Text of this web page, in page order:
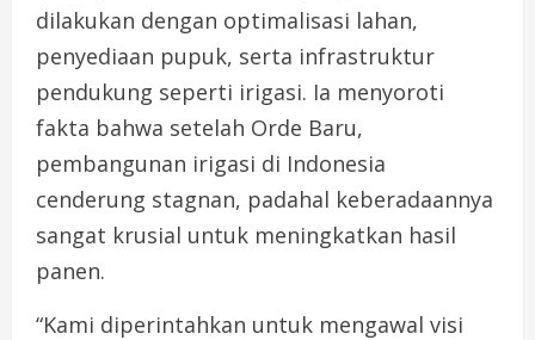
dilakukan dengan optimalisasi lahan,
penyediaan pupuk, serta infrastruktur
pendukung seperti irigasi. Ia menyoroti
fakta bahwa setelah Orde Baru,
pembangunan irigasi di Indonesia
cenderung stagnan, padahal keberadaannya
sangat krusial untuk meningkatkan hasil
panen.
“Kami diperintahkan untuk mengawal visi